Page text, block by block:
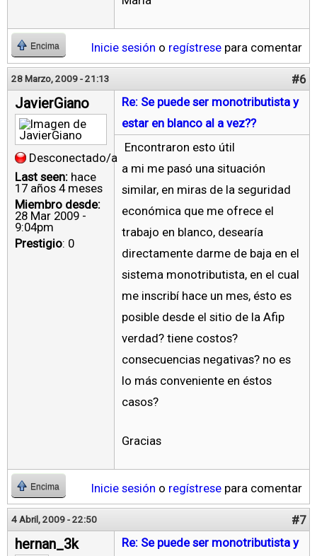
Encima Inicie sesión o regístrese para comentar
28 Marzo, 2009 - 21:13 #6
JavierGiano
Desconectado/a
Last seen: hace
17 años 4 meses
Miembro desde:
28 Mar 2009 -
9:04pm
Prestigio: 0
Re: Se puede ser monotributista y
estar en blanco al a vez??
Encontraron esto útil
a mi me pasó una situación
similar, en miras de la seguridad
económica que me ofrece el
trabajo en blanco, desearía
directamente darme de baja en el
sistema monotributista, en el cual
me inscribí hace un mes, ésto es
posible desde el sitio de la Afip
verdad? tiene costos?
consecuencias negativas? no es
lo más conveniente en éstos
casos?
Gracias
Encima Inicie sesión o regístrese para comentar
4 Abril, 2009 - 22:50 #7
hernan_3k
Re: Se puede ser monotributista y